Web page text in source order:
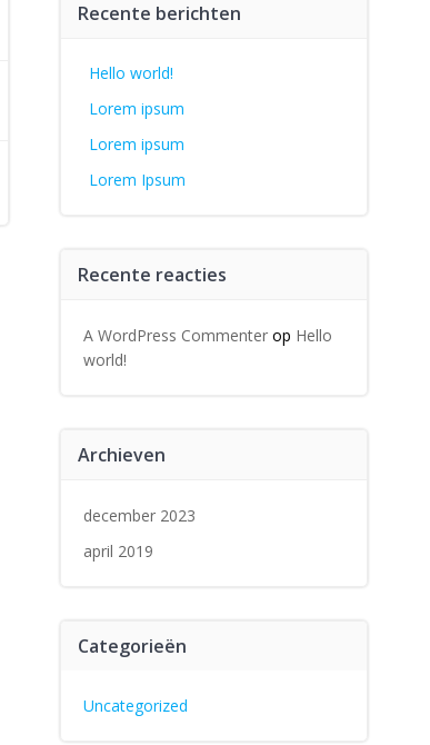
Recente berichten
Hello world!
Lorem ipsum
Lorem ipsum
Lorem Ipsum
Recente reacties
A WordPress Commenterop Hello
world!
Archieven
december 2023
april 2019
Categorieën
Uncategorized